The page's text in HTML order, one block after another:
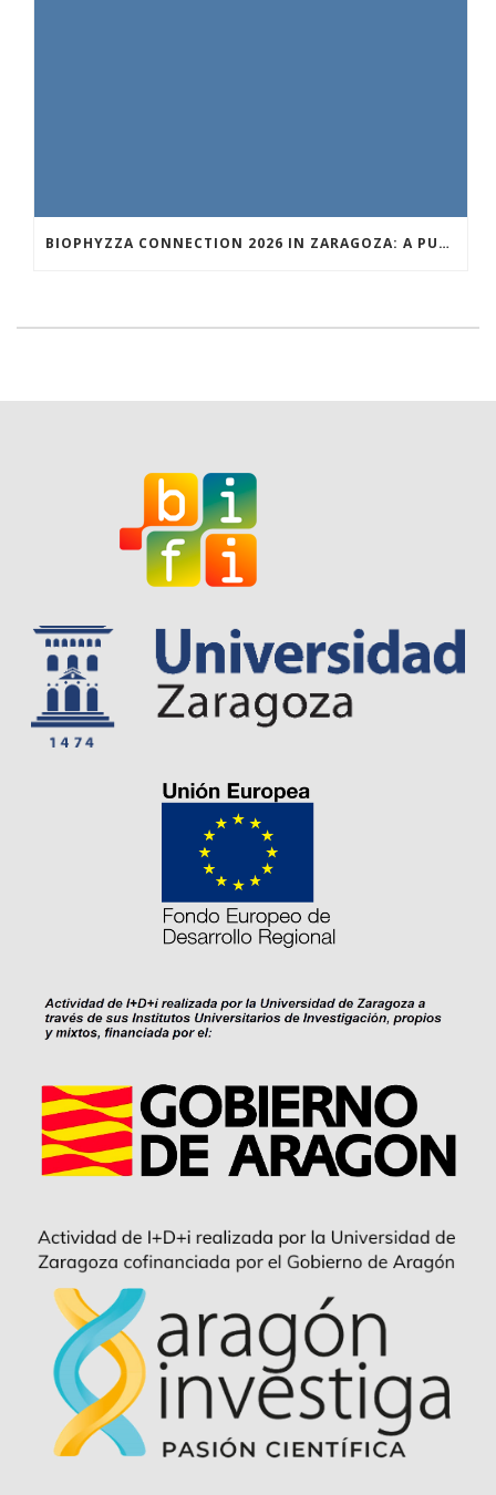
BIOPHYZZA CONNECTION 2026 IN ZARAGOZA: A PUBLIC OUTREACH EVENT ON 26 MARCH WHERE SCIENCE AND PIZZA COME TOGETHER.